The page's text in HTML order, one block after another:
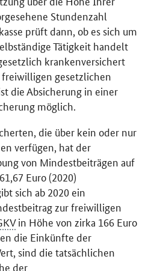
Stundenzahl
prüft dann, ob es sich um
Tätigkeit handelt
krankenversichert
gesetzlichen
die Absicherung in einer
möglich.
die über kein oder nur
verfügen, hat der
von Mindestbeiträgen auf
Euro (2020)
sich ab 2020 ein
zur freiwilligen
in Höhe von zirka 166 Euro
die Einkünfte der
sind die tatsächlichen
der